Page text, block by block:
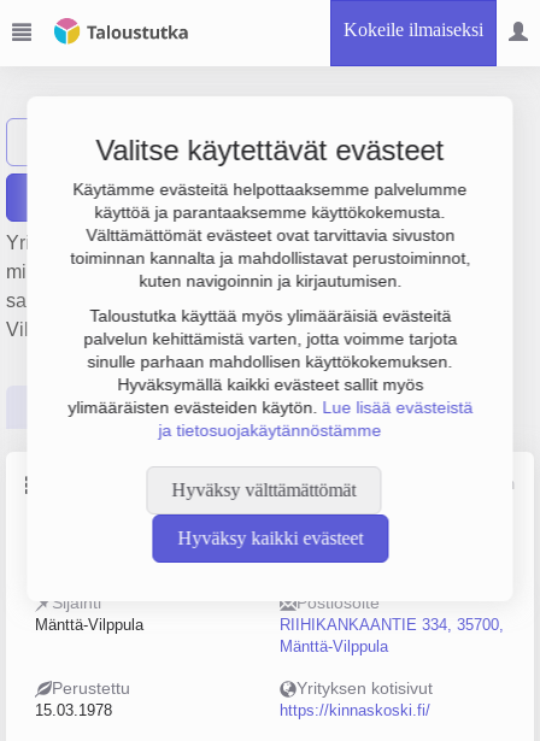
Kokeile ilmaiseksi
Valitse käytettävät evästeet
Käytämme evästeitä helpottaaksemme palvelumme
käyttöä ja parantaaksemme käyttökokemusta.
Välttämättömät evästeet ovat tarvittavia sivuston
toiminnan kannalta ja mahdollistavat perustoiminnot,
kuten navigoinnin ja kirjautumisen.
Taloustutka käyttää myös ylimääräisiä evästeitä
palvelun kehittämistä varten, jotta voimme tarjota
sinulle parhaan mahdollisen käyttökokemuksen.
Hyväksymällä kaikki evästeet sallit myös
ylimääräisten evästeiden käytön. Lue lisää evästeistä
ja tietosuojakäytännöstämme
Hyväksy välttämättömät
Hyväksy kaikki evästeet
Näytä haku Kinnaskoski Oy
Raportit
Yrityksen Kinnaskoski Oy liikevaihto on 24.6 milj. €, tulos 1
milj. € ja henkilöstömäärä 30. Sen päätoimiala on Puun
sahaus ja höyläys, perustamisvuosi 1978 ja sijainti Mänttä-
Vilppula. Yrityksen yhtiömuoto Osakeyhtiö (OY).
Perustiedot Tilinpäätösluvut Päättäjätiedot
Lähde: YTJ, PRH, Traficom
Henkilöstömäärä
20–49
Sijainti
Mänttä-Vilppula
Postiosoite
RIIHIKANKAANTIE 334, 35700,
Mänttä-Vilppula
Perustettu
15.03.1978
Yrityksen kotisivut
https://kinnaskoski.fi/